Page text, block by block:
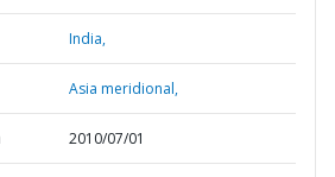
India,
Asia meridional,
2010/07/01